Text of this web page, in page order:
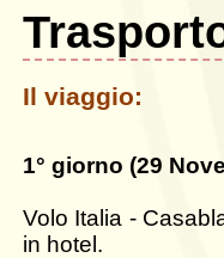
Il viaggio:
1° giorno (29
Volo Italia -
in hotel.